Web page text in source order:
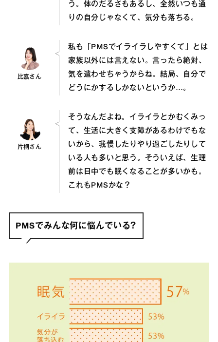
う。体のだるさもあるし、全然いつも通
りの自分じゃなくて、気分も落ちる。
比嘉さん
私も「PMSでイライラしやすくて」とは
家族以外には言えない。言ったら絶対、
気を遣わせちゃうからね。結局、自分で
どうにかするしかないというか…。
片桐さん
そうなんだよね。イライラとかむくみっ
て、生活に大きく支障があるわけでもな
いから、我慢したりやり過ごしたりして
いる人も多いと思う。そういえば、生理
前は日中でも眠くなることが多いかも。
これもPMSかな？
PMSでみんな何に悩んでいる？